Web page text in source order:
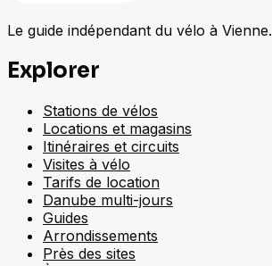
Le guide indépendant du vélo à Vienne.
Explorer
Stations de vélos
Locations et magasins
Itinéraires et circuits
Visites à vélo
Tarifs de location
Danube multi-jours
Guides
Arrondissements
Près des sites